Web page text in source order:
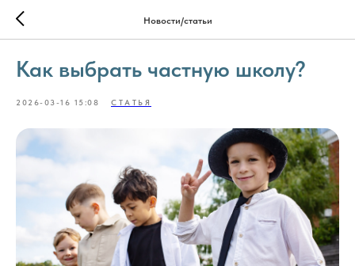
Новости/статьи
Как выбрать частную школу?
2026-03-16 15:08 СТАТЬЯ